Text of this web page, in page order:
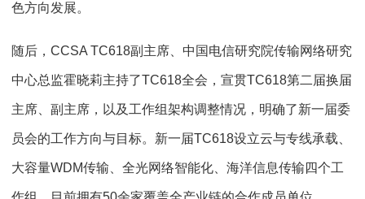
色方向发展。
随后，CCSA TC618副主席、中国电信研究院传输网络研究
中心总监霍晓莉主持了TC618全会，宣贯TC618第二届换届
主席、副主席，以及工作组架构调整情况，明确了新一届委
员会的工作方向与目标。新一届TC618设立云与专线承载、
大容量WDM传输、全光网络智能化、海洋信息传输四个工